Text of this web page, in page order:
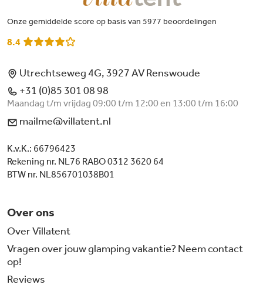
Onze gemiddelde score op basis van 5977 beoordelingen
8.4
Utrechtseweg 4G, 3927 AV Renswoude
+31 (0)85 301 08 98
Maandag t/m vrijdag 09:00 t/m 12:00 en 13:00 t/m 16:00
mailme@villatent.nl
K.v.K.: 66796423
Rekening nr. NL76 RABO 0312 3620 64
BTW nr. NL856701038B01
Over ons
Over Villatent
Vragen over jouw glamping vakantie? Neem contact
op!
Reviews